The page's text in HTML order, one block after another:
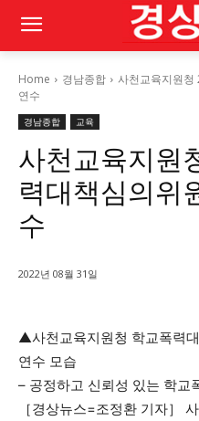
Home 경남종합
사천교육지원청
연수
경남종합 교육
사천교육지원
력대책심의위
수
2022년 08월 31일
▲사천교육지원청 학교폭력
연수 모습
– 공정하고 신뢰성 있는 학교
［경상뉴스=조정환 기자］